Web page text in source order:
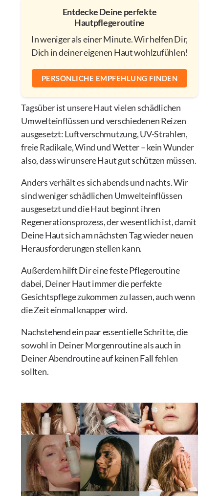
Entdecke Deine perfekte
Hautpflegeroutine
In weniger als einer Minute. Wir helfen Dir,
Dich in deiner eigenen Haut wohlzufühlen!
PERSÖNLICHE EMPFEHLUNG FINDEN
Tagsüber ist unsere Haut vielen schädlichen
Umwelteinflüssen und verschiedenen Reizen
ausgesetzt: Luftverschmutzung, UV-Strahlen,
freie Radikale, Wind und Wetter – kein Wunder
also, dass wir unsere Haut gut schützen müssen.
Anders verhält es sich abends und nachts. Wir
sind weniger schädlichen Umwelteinflüssen
ausgesetzt und die Haut beginnt ihren
Regenerationsprozess, der wesentlich ist, damit
Deine Haut sich am nächsten Tag wieder neuen
Herausforderungen stellen kann.
Außerdem hilft Dir eine feste Pflegeroutine
dabei, Deiner Haut immer die perfekte
Gesichtspflege zukommen zu lassen, auch wenn
die Zeit einmal knapper wird.
Nachstehend ein paar essentielle Schritte, die
sowohl in Deiner Morgenroutine als auch in
Deiner Abendroutine auf keinen Fall fehlen
sollten.